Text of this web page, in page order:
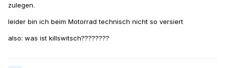
zulegen.
leider bin ich beim Motorrad technisch nicht so versiert
also: was ist killswitsch????????